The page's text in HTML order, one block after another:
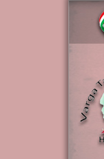
Ugrás a tartalomra